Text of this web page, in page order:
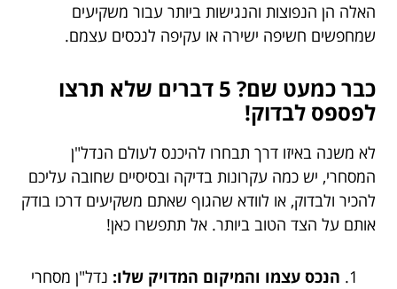
האלה הן הנפוצות והנגישות ביותר עבור משקיעים
שמחפשים חשיפה ישירה או עקיפה לנכסים עצמם.
כבר כמעט שם? 5 דברים שלא תרצו
לפספס לבדוק!
לא משנה באיזו דרך תבחרו להיכנס לעולם הנדל"ן
המסחרי, יש כמה עקרונות בדיקה ובסיסיים שחובה עליכם
להכיר ולבדוק, או לוודא שהגוף שאתם משקיעים דרכו בודק
אותם על הצד הטוב ביותר. אל תתפשרו כאן!
הנכס עצמו והמיקום המדויק שלו: נדל"ן מסחרי